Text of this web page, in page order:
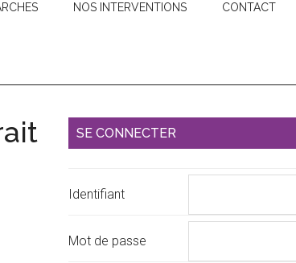
NOS INTERVENTIONS CONTACT
Barre
principale
SE CONNECTER
Identifiant
Mot de passe